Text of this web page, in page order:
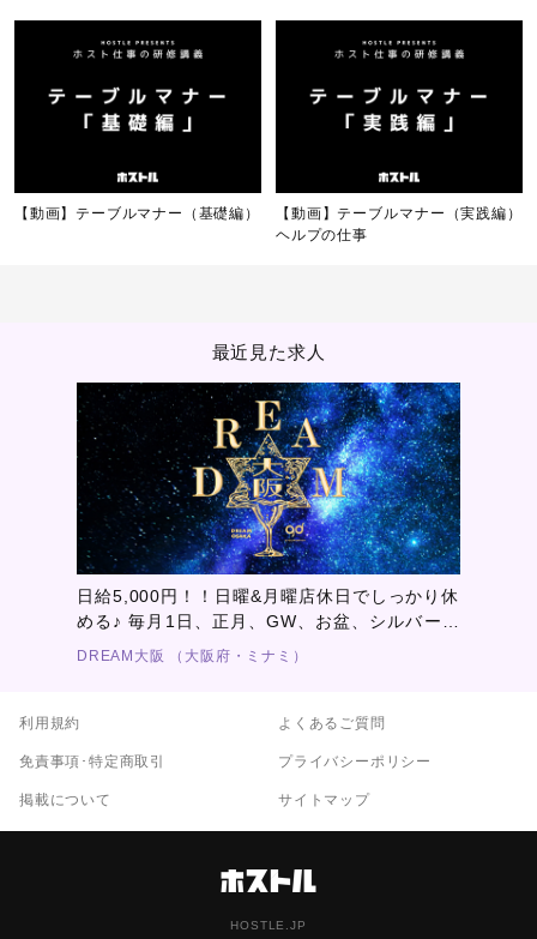
【動画】テーブルマナー（基礎編）
【動画】テーブルマナー（実践編）
ヘルプの仕事
最近見た求人
日給5,000円！！日曜&月曜店休日でしっかり休
める♪ 毎月1日、正月、GW、お盆、シルバーウ
ィーク、その他有給､公休制度もあり！プライペ
DREAM大阪 （大阪府・ミナミ）
利用規約 よくあるご質問
免責事項･特定商取引 プライバシーポリシー
掲載について サイトマップ
HOSTLE.JP